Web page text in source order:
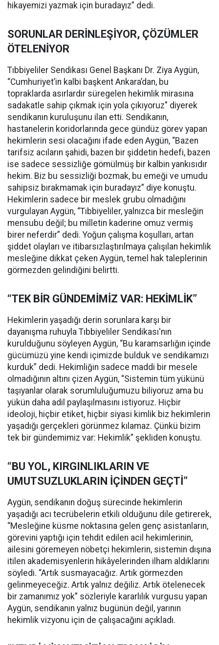
hikayemizi yazmak için buradayız” dedi.
SORUNLAR DERİNLEŞİYOR, ÇÖZÜMLER
ÖTELENİYOR
Tıbbiyeliler Sendikası Genel Başkanı Dr. Ziya Aygün,
“Cumhuriyet’in kalbi başkent Ankara’dan, bu
topraklarda asırlardır süregelen hekimlik mirasına
sadakatle sahip çıkmak için yola çıkıyoruz" diyerek
sendikanın kuruluşunu ilan etti. Sendikanın,
hastanelerin koridorlarında gece gündüz görev yapan
hekimlerin sesi olacağını ifade eden Aygün, “Bazen
tarifsiz acıların şahidi, bazen bir şiddetin hedefi, bazen
ise sadece sessizliğe gömülmüş bir kalbin yankısıdır
hekim. Biz bu sessizliği bozmak, bu emeği ve umudu
sahipsiz bırakmamak için buradayız” diye konuştu.
Hekimlerin sadece bir meslek grubu olmadığını
vurgulayan Aygün, “Tıbbiyeliler, yalnızca bir mesleğin
mensubu değil; bu milletin kaderine omuz vermiş
birer neferdir” dedi. Yoğun çalışma koşulları, artan
şiddet olayları ve itibarsızlaştırılmaya çalışılan hekimlik
mesleğine dikkat çeken Aygün, temel hak taleplerinin
görmezden gelindiğini belirtti.
“TEK BİR GÜNDEMİMİZ VAR: HEKİMLİK”
Hekimlerin yaşadığı derin sorunlara karşı bir
dayanışma ruhuyla Tıbbiyeliler Sendikası'nın
kurulduğunu söyleyen Aygün, “Bu karamsarlığın içinde
gücümüzü yine kendi içimizde bulduk ve sendikamızı
kurduk” dedi. Hekimliğin sadece maddi bir mesele
olmadığının altını çizen Aygün, “Sistemin tüm yükünü
taşıyanlar olarak sorumluluğumuzu biliyoruz ama bu
yükün daha adil paylaşılmasını istiyoruz. Hiçbir
ideoloji, hiçbir etiket, hiçbir siyasi kimlik biz hekimlerin
yaşadığı gerçekleri görünmez kılamaz. Çünkü bizim
tek bir gündemimiz var: Hekimlik” şekliden konuştu.
“BU YOL, KIRGINLIKLARIN VE
UMUTSUZLUKLARIN İÇİNDEN GEÇTİ”
Aygün, sendikanın doğuş sürecinde hekimlerin
yaşadığı acı tecrübelerin etkili olduğunu dile getirerek,
“Mesleğine küsme noktasına gelen genç asistanların,
görevini yaptığı için tehdit edilen acil hekimlerinin,
ailesini göremeyen nöbetçi hekimlerin, sistemin dışına
itilen akademisyenlerin hikâyelerinden ilham aldıklarını
söyledi. “Artık susmayacağız. Artık görmezden
gelinmeyeceğiz. Artık yalnız değiliz. Artık ötelenecek
bir zamanımız yok” sözleriyle kararlılık vurgusu yapan
Aygün, sendikanın yalnız bugünün değil, yarının
hekimlik vizyonu için de çalışacağını açıkladı.